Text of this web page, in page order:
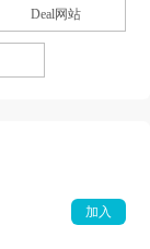
Deal网站
加入